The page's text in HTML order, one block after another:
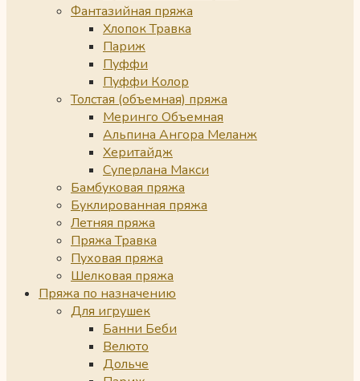
Фантазийная пряжа
Хлопок Травка
Париж
Пуффи
Пуффи Колор
Толстая (объемная) пряжа
Меринго Объемная
Альпина Ангора Меланж
Херитайдж
Суперлана Макси
Бамбуковая пряжа
Буклированная пряжа
Летняя пряжа
Пряжа Травка
Пуховая пряжа
Шелковая пряжа
Пряжа по назначению
Для игрушек
Банни Беби
Велюто
Дольче